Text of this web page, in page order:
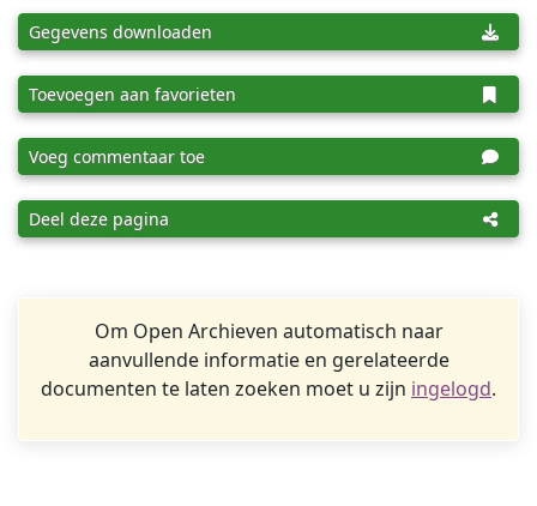
Gegevens downloaden
Toevoegen aan favorieten
Voeg commentaar toe
Deel deze pagina
Om Open Archieven automatisch naar
aanvullende informatie en gerelateerde
documenten te laten zoeken moet u zijn ingelogd.